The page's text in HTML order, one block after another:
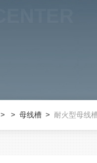
> > 母线槽 > 耐火型母线